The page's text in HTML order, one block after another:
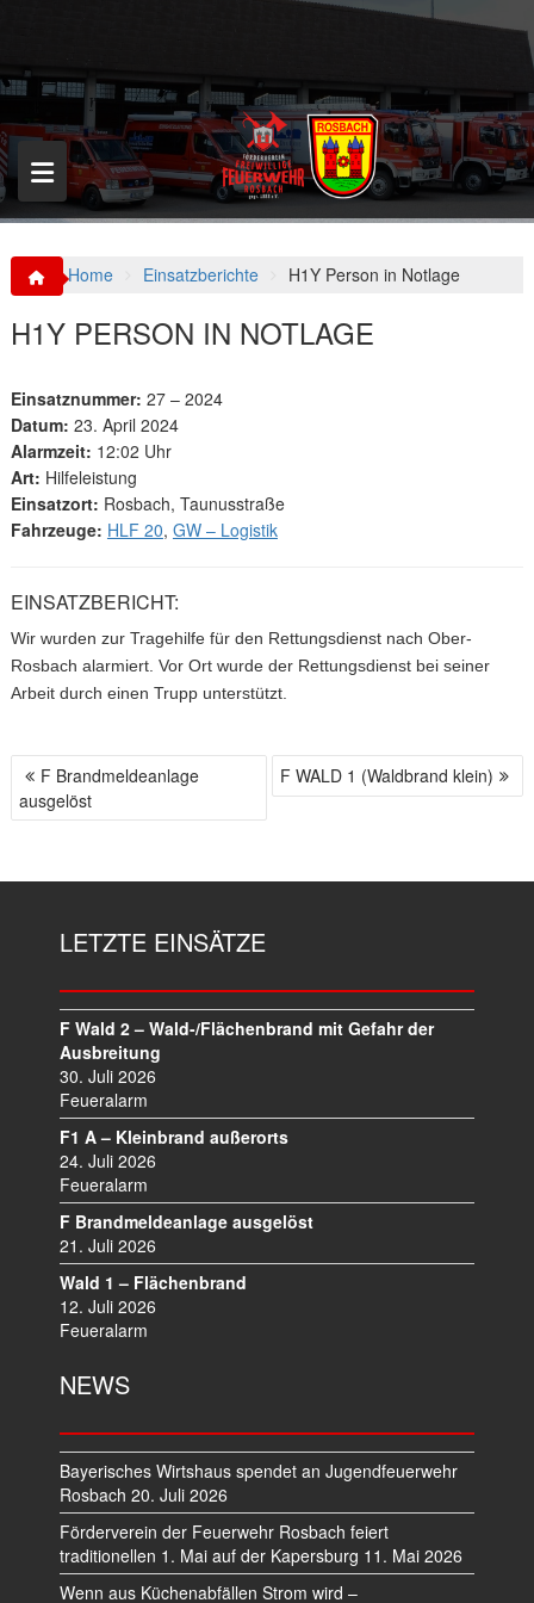
p
o
c
o
n
t
Home Einsatzberichte H1Y Person in Notlage
H1Y PERSON IN NOTLAGE
Einsatznummer: 27 – 2024
Datum: 23. April 2024
Alarmzeit: 12:02 Uhr
Art: Hilfeleistung
Einsatzort: Rosbach, Taunusstraße
Fahrzeuge: HLF 20, GW – Logistik
EINSATZBERICHT:
Wir wurden zur Tragehilfe für den Rettungsdienst nach Ober-
Rosbach alarmiert. Vor Ort wurde der Rettungsdienst bei seiner
Arbeit durch einen Trupp unterstützt.
B
E
F Brandmeldeanlage
ausgelöst
F WALD 1 (Waldbrand klein)
LETZTE EINSÄTZE
F Wald 2 – Wald-/Flächenbrand mit Gefahr der
Ausbreitung
30. Juli 2026
Feueralarm
F1 A – Kleinbrand außerorts
24. Juli 2026
Feueralarm
F Brandmeldeanlage ausgelöst
21. Juli 2026
Wald 1 – Flächenbrand
12. Juli 2026
Feueralarm
NEWS
Bayerisches Wirtshaus spendet an Jugendfeuerwehr
Rosbach 20. Juli 2026
Förderverein der Feuerwehr Rosbach feiert
traditionellen 1. Mai auf der Kapersburg 11. Mai 2026
Wenn aus Küchenabfällen Strom wird –